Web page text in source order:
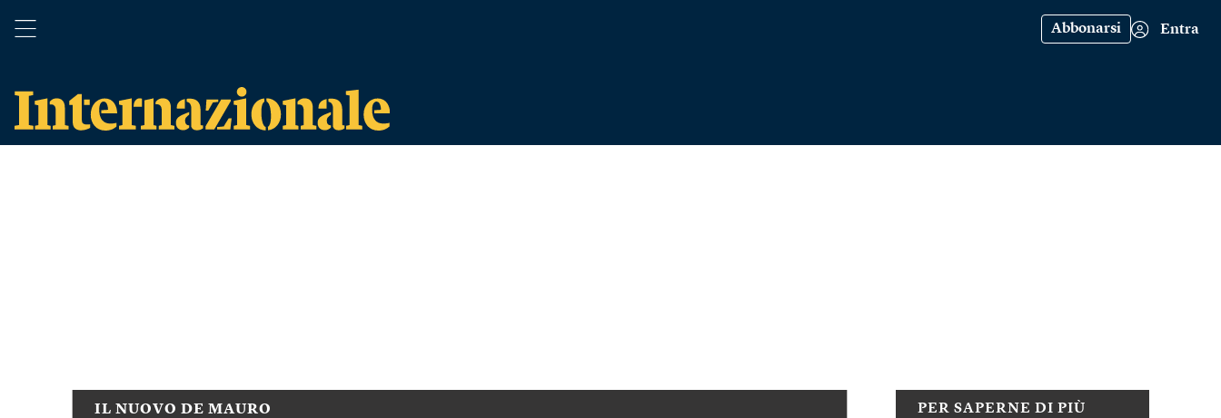
Abbonarsi Entra
PER SAPERNE DI PIÙ
IL NUOVO DE MAURO